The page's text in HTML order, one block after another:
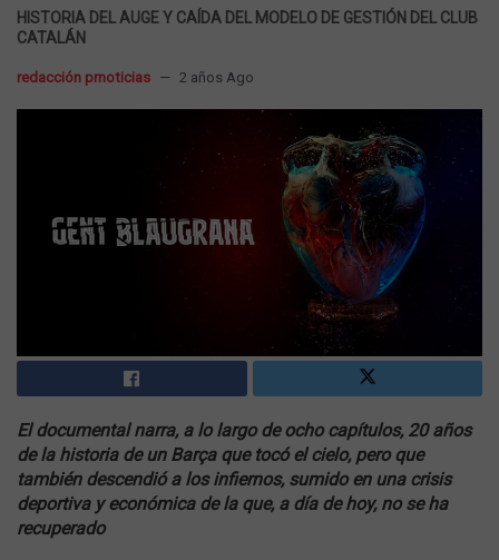
HISTORIA DEL AUGE Y CAÍDA DEL MODELO DE GESTIÓN DEL CLUB
CATALÁN
redacción prnoticias 2 años Ago
El documental narra, a lo largo de ocho capítulos, 20 años
de la historia de un Barça que tocó el cielo, pero que
también descendió a los infiernos, sumido en una crisis
deportiva y económica de la que, a día de hoy, no se ha
recuperado